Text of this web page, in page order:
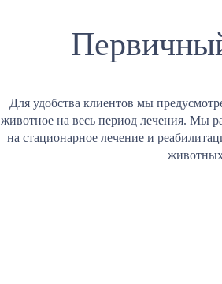
Для удобства клиентов мы
животное на весь период лечения. Мы
на стационарное лечение и
животных